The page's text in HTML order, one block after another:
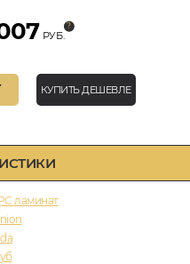
ламинат
РУБ.
КУПИТЬ ДЕШЕВЛЕ